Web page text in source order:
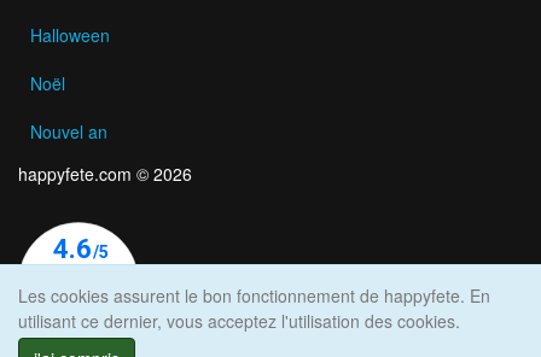
Halloween
Noël
Nouvel an
happyfete.com © 2026
Les cookies assurent le bon fonctionnement de happyfete. En
utilisant ce dernier, vous acceptez l'utilisation des cookies.